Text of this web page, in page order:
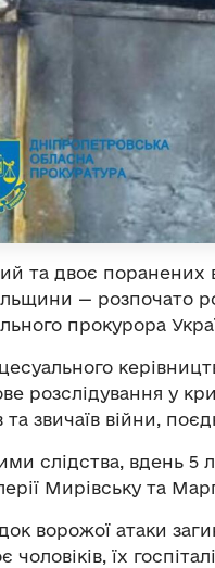
та двоє поранених
— розпочато
прокурора
розслідування у
та звичаїв війни,
слідства, вдень 5
Мирівську та
ворожої атаки
чоловіків, їх